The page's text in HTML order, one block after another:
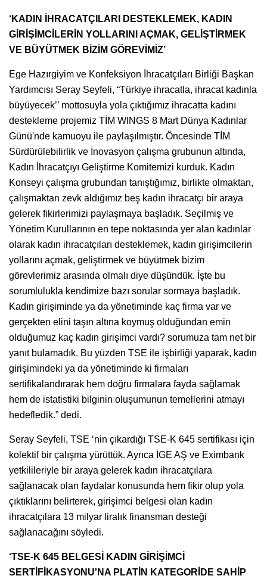
‘KADIN İHRACATÇILARI DESTEKLEMEK, KADIN
GİRİŞİMCİLERİN YOLLARINI AÇMAK, GELİŞTİRMEK
VE BÜYÜTMEK BİZİM GÖREVİMİZ’
Ege Hazırgiyim ve Konfeksiyon İhracatçıları Birliği Başkan
Yardımcısı Seray Seyfeli, “Türkiye ihracatla, ihracat kadınla
büyüyecek’’ mottosuyla yola çıktığımız ihracatta kadını
destekleme projemiz TİM WINGS 8 Mart Dünya Kadınlar
Günü'nde kamuoyu ile paylaşılmıştır. Öncesinde TİM
Sürdürülebilirlik ve İnovasyon çalışma grubunun altında,
Kadın İhracatçıyı Geliştirme Komitemizi kurduk. Kadın
Konseyi çalışma grubundan tanıştığımız, birlikte olmaktan,
çalışmaktan zevk aldığımız beş kadın ihracatçı bir araya
gelerek fikirlerimizi paylaşmaya başladık. Seçilmiş ve
Yönetim Kurullarının en tepe noktasında yer alan kadınlar
olarak kadın ihracatçıları desteklemek, kadın girişimcilerin
yollarını açmak, geliştirmek ve büyütmek bizim
görevlerimiz arasında olmalı diye düşündük. İşte bu
sorumlulukla kendimize bazı sorular sormaya başladık.
Kadın girişiminde ya da yönetiminde kaç firma var ve
gerçekten elini taşın altına koymuş olduğundan emin
olduğumuz kaç kadın girişimci vardı? sorumuza tam net bir
yanıt bulamadık. Bu yüzden TSE ile işbirliği yaparak, kadın
girişimindeki ya da yönetiminde ki firmaları
sertifikalandırarak hem doğru firmalara fayda sağlamak
hem de istatistiki bilginin oluşumunun temellerini atmayı
hedefledik.” dedi.
Seray Seyfeli, TSE ‘nin çıkardığı TSE-K 645 sertifikası için
kolektif bir çalışma yürüttük. Ayrıca İGE AŞ ve Eximbank
yetkilileriyle bir araya gelerek kadın ihracatçılara
sağlanacak olan faydalar konusunda hem fikir olup yola
çıktıklarını belirterek, girişimci belgesi olan kadın
ihracatçılara 13 milyar liralık finansman desteği
sağlanacağını söyledi.
‘TSE-K 645 BELGESİ KADIN GİRİŞİMCİ
SERTİFİKASYONU'NA PLATİN KATEGORİDE SAHİP